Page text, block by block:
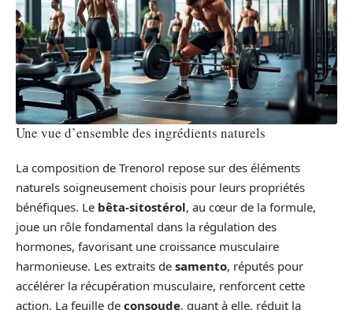
Une vue d’ensemble des ingrédients naturels
La composition de Trenorol repose sur des éléments
naturels soigneusement choisis pour leurs propriétés
bénéfiques. Le bêta-sitostérol, au cœur de la formule,
joue un rôle fondamental dans la régulation des
hormones, favorisant une croissance musculaire
harmonieuse. Les extraits de samento, réputés pour
accélérer la récupération musculaire, renforcent cette
action. La feuille de consoude, quant à elle, réduit la